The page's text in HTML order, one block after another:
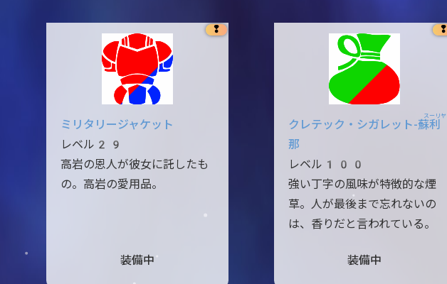
❢
ミリタリージャケット
レベル29
高岩の恩人が彼女に託したも
の。高岩の愛用品。
装備中
❢
クレテック・シガレット-蘇利
スーリヤ
那
レベル100
強い丁字の風味が特徴的な煙
草。人が最後まで忘れないの
は、香りだと言われている。
装備中